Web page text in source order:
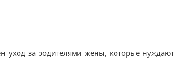
уход за родителями жены, которые